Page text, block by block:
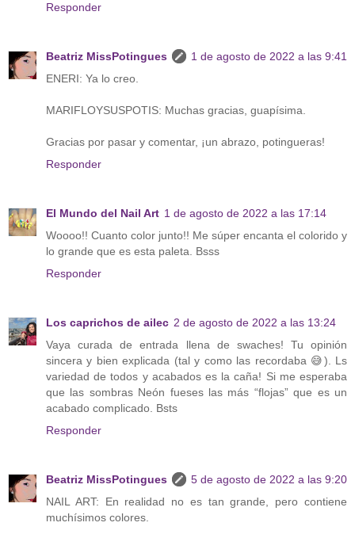
Responder
Beatriz MissPotingues
1 de agosto de 2022 a las 9:41
ENERI: Ya lo creo.
MARIFLOYSUSPOTIS: Muchas gracias, guapísima.
Gracias por pasar y comentar, ¡un abrazo, potingueras!
Responder
El Mundo del Nail Art 1 de agosto de 2022 a las 17:14
Woooo!! Cuanto color junto!! Me súper encanta el colorido y
lo grande que es esta paleta. Bsss
Responder
Los caprichos de ailec 2 de agosto de 2022 a las 13:24
Vaya curada de entrada llena de swaches! Tu opinión
sincera y bien explicada (tal y como las recordaba 😅). Ls
variedad de todos y acabados es la caña! Si me esperaba
que las sombras Neón fueses las más “flojas” que es un
acabado complicado. Bsts
Responder
Beatriz MissPotingues
5 de agosto de 2022 a las 9:20
NAIL ART: En realidad no es tan grande, pero contiene
muchísimos colores.